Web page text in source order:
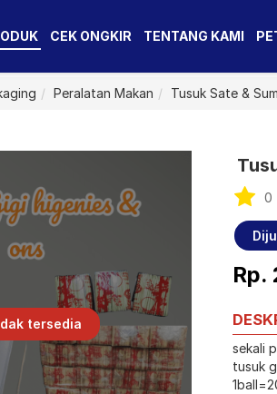
CEK ONGKIR TENTANG KAMI
Peralatan Makan Tusuk Sate &
tersedia
0
sekali
tusuk